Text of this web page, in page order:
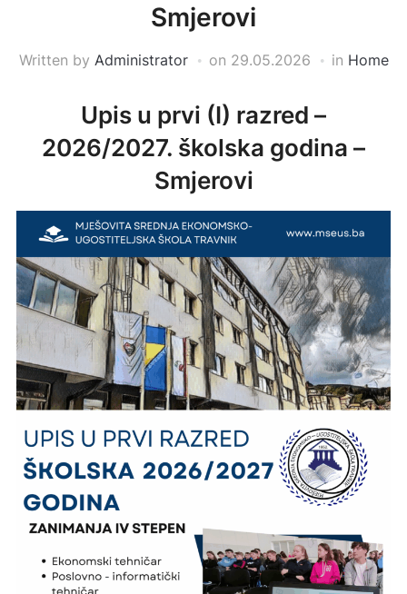
Smjerovi
Written by Administrator on 29.05.2026 in Home
Upis u prvi (I) razred –
2026/2027. školska godina –
Smjerovi